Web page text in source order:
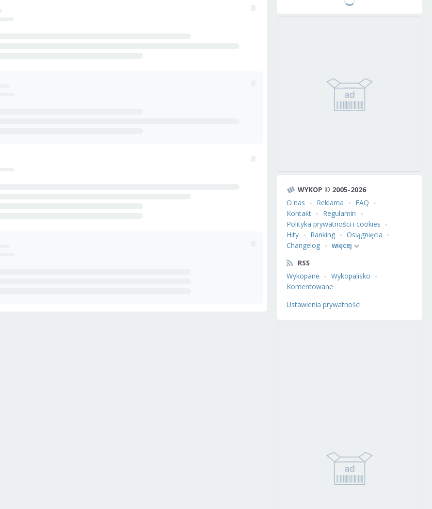
WYKOP © 2005-2026
O nas
Reklama
FAQ
Kontakt
Regulamin
Polityka prywatności i cookies
Hity
Ranking
Osiągnięcia
Changelog
więcej
RSS
Wykopane
Wykopalisko
Komentowane
Ustawienia prywatności